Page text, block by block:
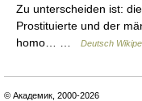
Zu unterscheiden ist:
Prostituierte und der
homo… …
Deutsch
© Академик, 2000-2026